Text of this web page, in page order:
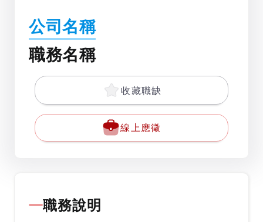
公司名稱
職務名稱
收藏職缺
線上應徵
職務說明